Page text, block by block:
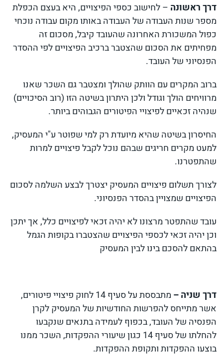
דרך ראשונה – לחישוב כספי הפיצויים, היא בעצם הכפלת
מספר שנות העבודה של העבודה באותו מקום עבודה נוכחי
כפול המשכורת האחרונה שהעובד קיבל, מסכום זה
מפחיתים את הסכום שהצטבר ברכיב הפיצויים לפי ההסדר
הפנסיוני של העובד.
ברוב המקרים עם הוותק שהולך ומצטבר גם השכר שאנו
מרוויחים הולך וגודל ולכן היתרון בשיטה הזו (רוב הסיכויים)
שנהיה זכאיים לפיצויי הפיטורים הגבוהים ביותר.
החיסרון בשיטה שהיא מיועדת רק למי שפוטר ע"י המעסיק,
למעט מקרים חריגים שבהם נוכל לקבל פיצויים למרות
שהתפטרנו.
לצורך תשלום פיצויים המעסיק יצטרך לבצע השלמה לסכום
הפיצויים שמצויין בהסדר הפנסיוני.
עובד שהתפטר מרצונו לא יהיה זכאי לפיצויים כלל, אך יתכן
וכן יהיה זכאי לכספי הפיצויים שהצטברו בקופות הגמל
בהתאם להסכם בינו לבין המעסיק
דרך שניה –
מתבססת על סעיף 14 לחוק פיצויי פיטורים,
אשר מתייחס להפרשות החודשיות של המעסיק לקרן
הפנסיה של העובד, בכפוף לעמידה בתנאים שנקבעו
להחלתו של סעיף 14 כגון שיעורי ההפקדות, השכר ממנו
בוצעו ההפקדות ותקופת ההפקדות.